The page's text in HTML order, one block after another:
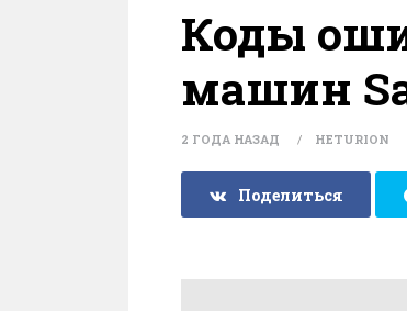
Коды
машин
2 ГОДА НАЗАД HETURION
Поделиться